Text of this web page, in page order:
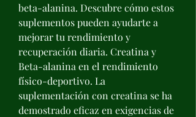
beta-alanina. Descubre cómo estos
suplementos pueden ayudarte a
mejorar tu rendimiento y
recuperación diaria. Creatina y
Beta-alanina en el rendimiento
físico-deportivo. La
suplementación con creatina se ha
demostrado eficaz en exigencias de